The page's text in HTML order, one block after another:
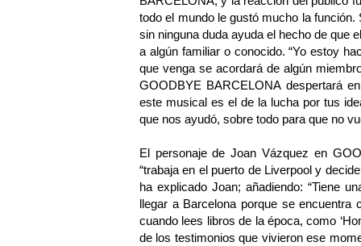
todo el mundo le gustó mucho la
sin ninguna duda ayuda el hecho de que
a algún familiar o conocido. “Yo estoy
que venga se acordará de algún
GOODBYE BARCELONA despertará
este musical es el de la lucha por tus
que nos ayudó, sobre todo para que no
El personaje de Joan Vázquez en
“trabaja en el puerto de Liverpool y
ha explicado Joan; añadiendo: “Tiene
llegar a Barcelona porque se
cuando lees libros de la época, como
de los testimonios que vivieron ese